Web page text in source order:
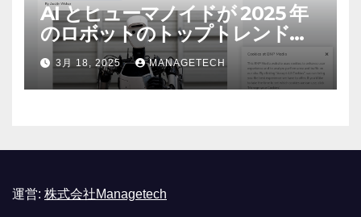
AI とヒューマノイドが 2025 年
のロボットのトップトレンドに |
ASSEMBLY
3月 18, 2025 MANAGETECH
運営: 株式会社Managetech